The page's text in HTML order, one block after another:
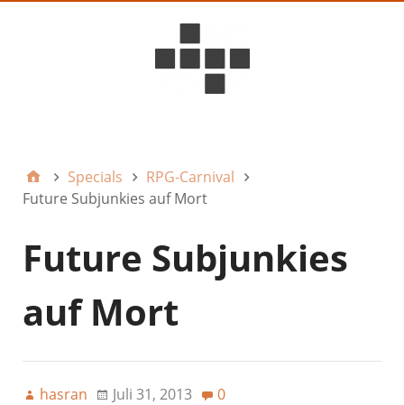
Specials
RPG-Carnival
Future Subjunkies auf Mort
Future Subjunkies
auf Mort
hasran Juli 31, 2013 0